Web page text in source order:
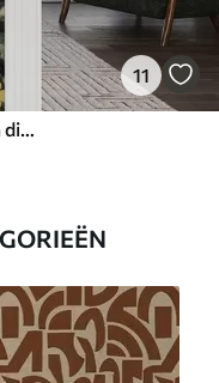
11
Tropische jungle met apen, vogels en dicht gebladerte